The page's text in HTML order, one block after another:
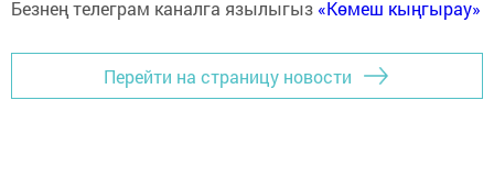
Безнең телеграм каналга язылыгыз «Көмеш кыңгырау»
Перейти на страницу новости